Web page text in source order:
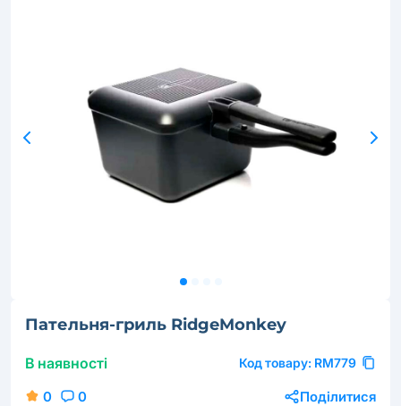
Пательня-гриль RidgeMonkey
В наявності Код товару: RM779
0 0 Поділитися